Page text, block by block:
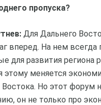
пропуска?
Для Дальнего
вперед. На нем
для развития региона
этому меняется
Востока. Но этот форум
он не только про